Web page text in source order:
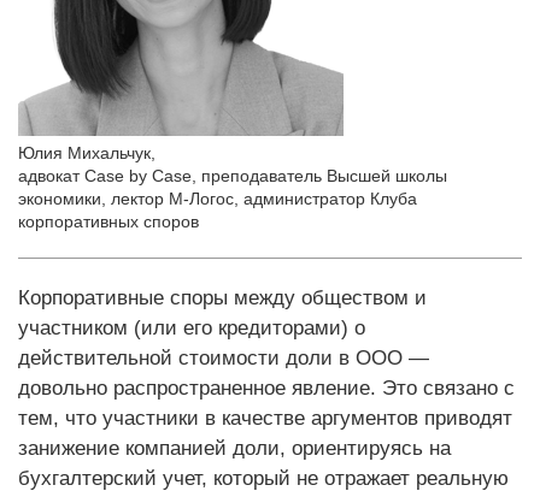
Юлия Михальчук
адвокат Case by Case, преподаватель Высшей школы
экономики, лектор М-Логос, администратор Клуба
корпоративных споров
Корпоративные споры между обществом и
участником (или его кредиторами) о
действительной стоимости доли в ООО —
довольно распространенное явление. Это связано с
тем, что участники в качестве аргументов приводят
занижение компанией доли, ориентируясь на
бухгалтерский учет, который не отражает реальную